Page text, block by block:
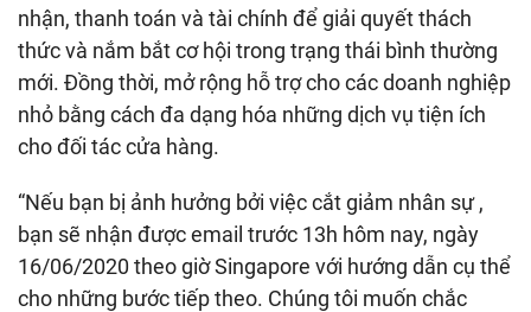
nhận, thanh toán và tài chính để giải quyết thách
thức và nắm bắt cơ hội trong trạng thái bình thường
mới. Đồng thời, mở rộng hỗ trợ cho các doanh nghiệp
nhỏ bằng cách đa dạng hóa những dịch vụ tiện ích
cho đối tác cửa hàng.
“Nếu bạn bị ảnh hưởng bởi việc cắt giảm nhân sự ,
bạn sẽ nhận được email trước 13h hôm nay, ngày
16/06/2020 theo giờ Singapore với hướng dẫn cụ thể
cho những bước tiếp theo. Chúng tôi muốn chắc